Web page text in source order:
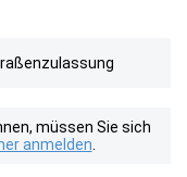
müssen Sie sich
anmelden